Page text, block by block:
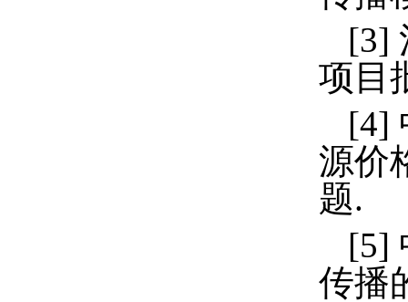
[3]
项目
[4]
源价
题.
[5]
传播